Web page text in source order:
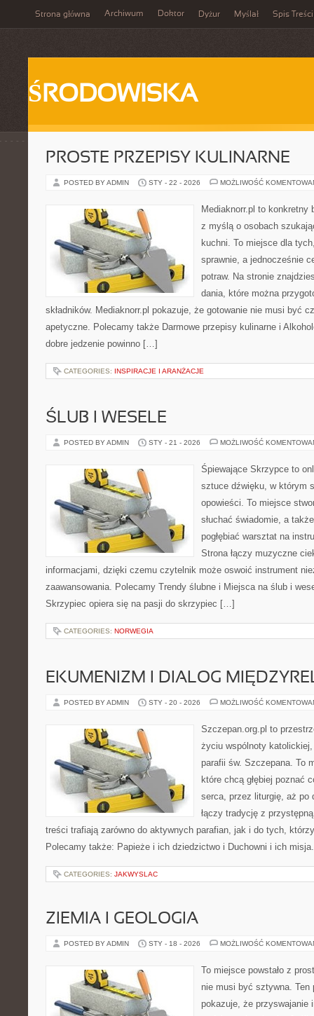
Strona główna Archiwum Doktor Dyżur Myślał Spis Treści
ŚRODOWISKA
PROSTE PRZEPISY KULINARNE
POSTED BY ADMIN STY - 22 - 2026 MOŻLIWOŚĆ
Mediaknorr.pl to konkretny
z myślą o osobach
kuchni. To miejsce dla
sprawnie, a jednocześnie
potraw. Na stronie
dania, które można
składników. Mediaknorr.pl pokazuje, że gotowanie nie musi być
apetyczne. Polecamy także Darmowe przepisy kulinarne i
dobre jedzenie powinno […]
CATEGORIES: INSPIRACJE I ARANŻACJE
ŚLUB I WESELE
POSTED BY ADMIN STY - 21 - 2026 MOŻLIWOŚĆ
Śpiewające Skrzypce to
sztuce dźwięku, w którym
opowieści. To miejsce
słuchać świadomie, a
pogłębiać warsztat na
Strona łączy muzyczne
informacjami, dzięki czemu czytelnik może oswoić instrument
zaawansowania. Polecamy Trendy ślubne i Miejsca na ślub i
Skrzypiec opiera się na pasji do skrzypiec […]
CATEGORIES: NORWEGIA
EKUMENIZM I DIALOG
POSTED BY ADMIN STY - 20 - 2026 MOŻLIWOŚĆ
Szczepan.org.pl to
życiu wspólnoty
parafii św. Szczepana. To
które chcą głębiej poznać
serca, przez liturgię, aż po
łączy tradycję z
treści trafiają zarówno do aktywnych parafian, jak i do tych,
Polecamy także: Papieże i ich dziedzictwo i Duchowni i ich
CATEGORIES: JAKWYSLAC
ZIEMIA I GEOLOGIA
POSTED BY ADMIN STY - 18 - 2026 MOŻLIWOŚĆ
To miejsce powstało z
nie musi być sztywna. Ten
pokazuje, że przyswajanie